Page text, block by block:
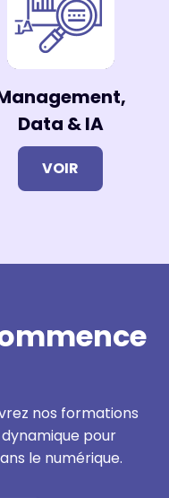
Data & IA
VOIR
nos formations
pour
le numérique.